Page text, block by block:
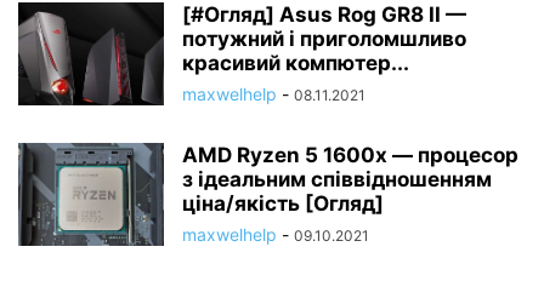
[#Огляд] Asus Rog GR8 II —
потужний і приголомшливо
красивий компютер...
maxwelhelp - 08.11.2021
AMD Ryzen 5 1600x — процесор
з ідеальним співвідношенням
ціна/якість [Огляд]
maxwelhelp - 09.10.2021